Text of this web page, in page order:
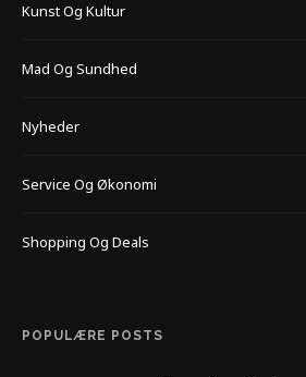
Kunst Og Kultur
Mad Og Sundhed
Nyheder
Service Og Økonomi
Shopping Og Deals
POPULÆRE POSTS